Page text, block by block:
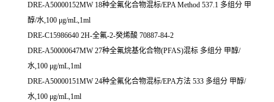
DRE-A50000152MW 18种全氟化合物混标/EPA Method 537.1 多组分 甲
醇/水,100 μg/mL,1ml
DRE-C15986640 2H-全氟-2-癸烯酸 70887-84-2
DRE-A50000647MW 27种全氟烷基化合物(PFAS)混标 多组分 甲醇/
水,100 μg/mL,1ml
DRE-A50000151MW 24种全氟化合物混标/EPA方法 533 多组分 甲醇/
水,100 μg/mL,1ml